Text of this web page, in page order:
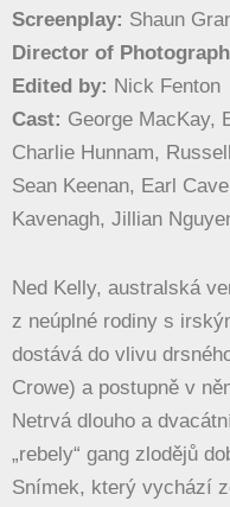
Screenplay: Shaun
Director of
Edited by: Nick Fenton
Cast: George MacKay,
Charlie Hunnam,
Sean Keenan, Earl
Kavenagh, Jillian
Ned Kelly, australská
z neúplné rodiny s
dostává do vlivu
Crowe) a postupně v
Netrvá dlouho a
„rebely“ gang zlodějů
Snímek, který vychází